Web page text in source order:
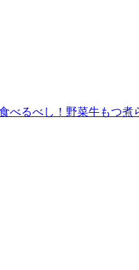
べるべし！野菜牛もつ